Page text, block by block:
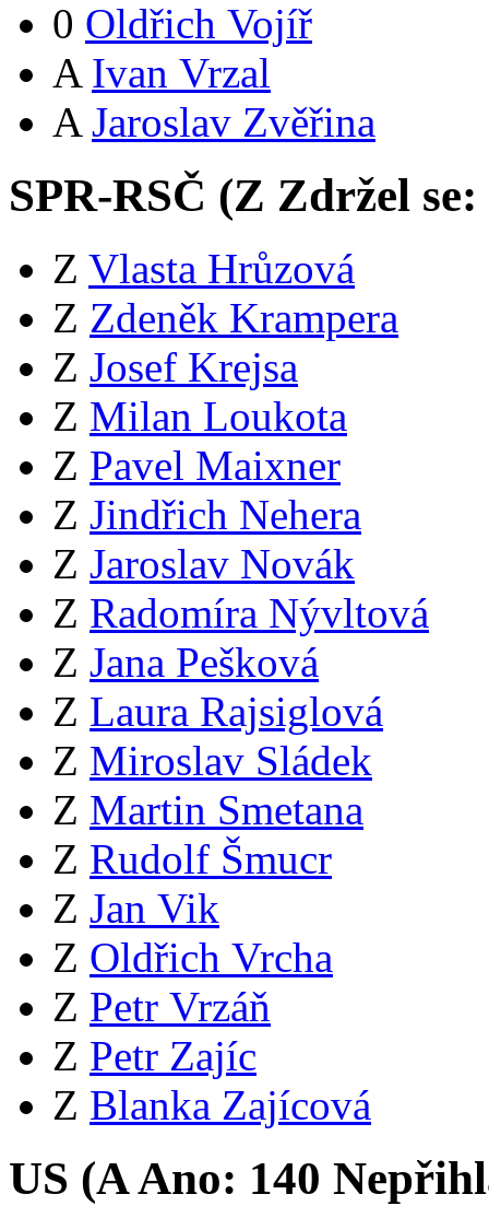
0 Oldřich Vojíř
A Ivan Vrzal
A Jaroslav Zvěřina
SPR-RSČ (Z Zdržel se:
Z Vlasta Hrůzová
Z Zdeněk Krampera
Z Josef Krejsa
Z Milan Loukota
Z Pavel Maixner
Z Jindřich Nehera
Z Jaroslav Novák
Z Radomíra Nývltová
Z Jana Pešková
Z Laura Rajsiglová
Z Miroslav Sládek
Z Martin Smetana
Z Rudolf Šmucr
Z Jan Vik
Z Oldřich Vrcha
Z Petr Vrzáň
Z Petr Zajíc
Z Blanka Zajícová
US (AAno: 140